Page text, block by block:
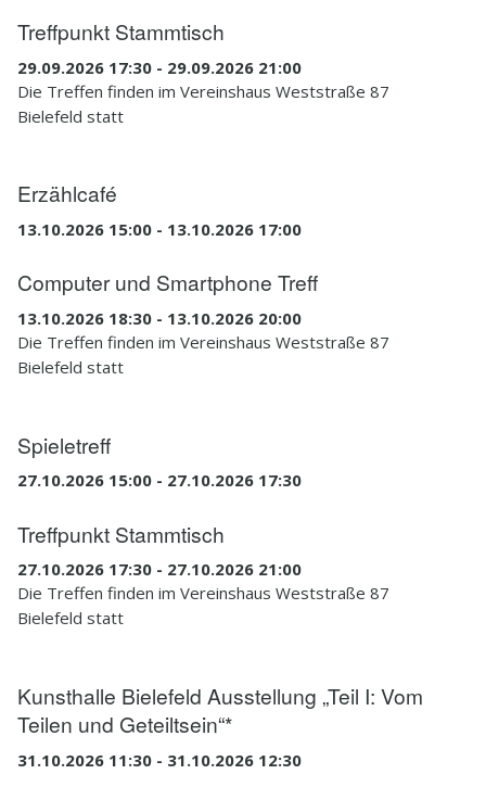
Treffpunkt Stammtisch
29.09.2026 17:30 - 29.09.2026 21:00
Die Treffen finden im Vereinshaus Weststraße 87
Bielefeld statt
Erzählcafé
13.10.2026 15:00 - 13.10.2026 17:00
Computer und Smartphone Treff
13.10.2026 18:30 - 13.10.2026 20:00
Die Treffen finden im Vereinshaus Weststraße 87
Bielefeld statt
Spieletreff
27.10.2026 15:00 - 27.10.2026 17:30
Treffpunkt Stammtisch
27.10.2026 17:30 - 27.10.2026 21:00
Die Treffen finden im Vereinshaus Weststraße 87
Bielefeld statt
Kunsthalle Bielefeld Ausstellung „Teil I: Vom
Teilen und Geteiltsein“*
31.10.2026 11:30 - 31.10.2026 12:30